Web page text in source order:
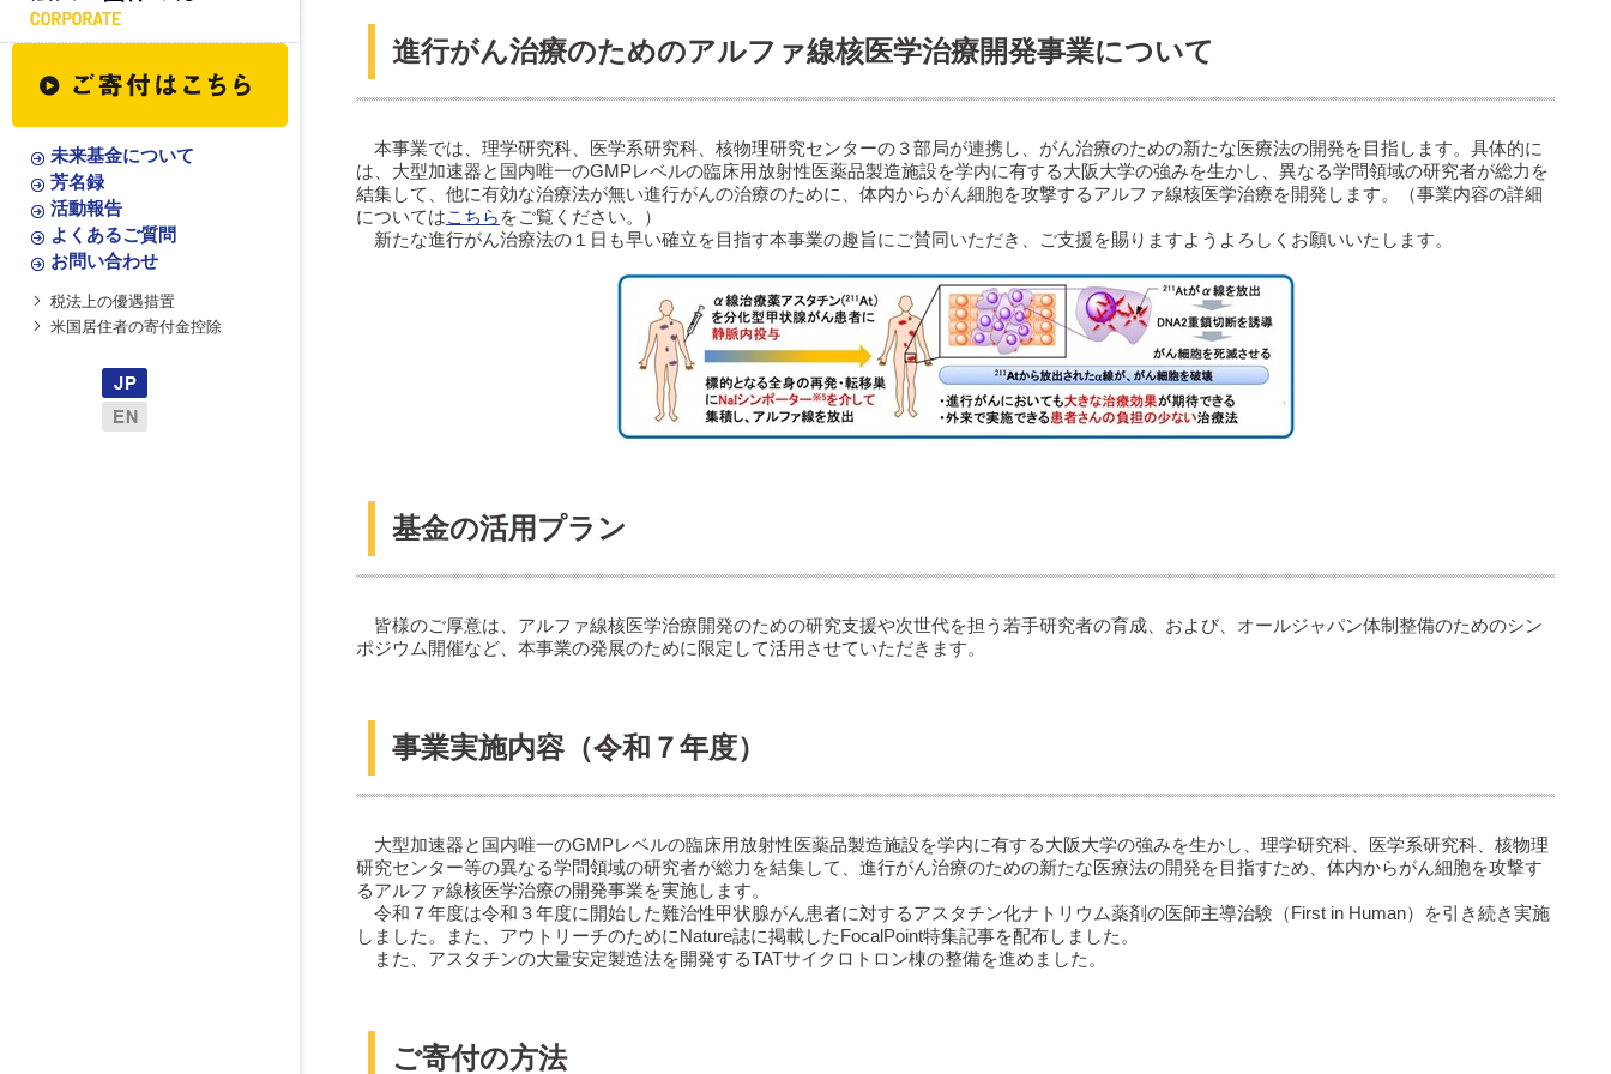
進行がん治療のためのアルファ線核医学治療開発事業について
本事業では、理学研究科、医学系研究科、核物理研究センターの３部局が連携し、がん治療のための新たな医療法の開発を目指します。具体的に
は、大型加速器と国内唯一のGMPレベルの臨床用放射性医薬品製造施設を学内に有する大阪大学の強みを生かし、異なる学問領域の研究者が総力を
結集して、他に有効な治療法が無い進行がんの治療のために、体内からがん細胞を攻撃するアルファ線核医学治療を開発します。（事業内容の詳細
についてはこちら をご覧ください。）
新たな進行がん治療法の１日も早い確立を目指す本事業の趣旨にご賛同いただき、ご支援を賜りますようよろしくお願いいたします。
基金の活用プラン
皆様のご厚意は、アルファ線核医学治療開発のための研究支援や次世代を担う若手研究者の育成、および、オールジャパン体制整備のためのシン
ポジウム開催など、本事業の発展のために限定して活用させていただきます。
事業実施内容（令和７年度）
大型加速器と国内唯一のGMPレベルの臨床用放射性医薬品製造施設を学内に有する大阪大学の強みを生かし、理学研究科、医学系研究科、核物理
研究センター等の異なる学問領域の研究者が総力を結集して、進行がん治療のための新たな医療法の開発を目指すため、体内からがん細胞を攻撃す
るアルファ線核医学治療の開発事業を実施します。
令和７年度は令和３年度に開始した難治性甲状腺がん患者に対するアスタチン化ナトリウム薬剤の医師主導治験（First in Human）を引き続き実施
しました。また、アウトリーチのためにNature誌に掲載したFocalPoint特集記事を配布しました。
また、アスタチンの大量安定製造法を開発するTATサイクロトロン棟の整備を進めました。
ご寄付の方法
未来基金について
芳名録
活動報告
よくあるご質問
お問い合わせ
税法上の優遇措置
米国居住者の寄付金控除